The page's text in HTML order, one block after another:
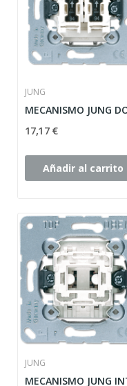
JUNG
17,17 €
Añadir al carrito
JUNG